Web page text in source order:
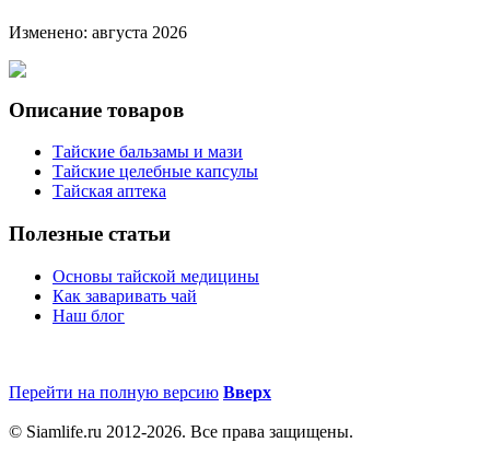
Изменено: августа 2026
Описание товаров
Тайские бальзамы и мази
Тайские целебные капсулы
Тайская аптека
Полезные статьи
Основы тайской медицины
Как заваривать чай
Наш блог
Перейти на полную версию Вверх
© Siamlife.ru 2012-2026. Все права защищены.